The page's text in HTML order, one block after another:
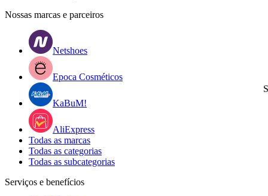
Nossas marcas e parceiros
Netshoes
Epoca Cosméticos
KaBuM!
AliExpress
Todas as marcas
Todas as categorias
Todas as subcategorias
Serviços e benefícios